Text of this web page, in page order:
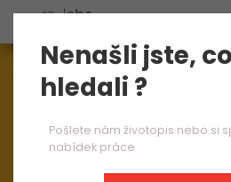
Aktuálně1545nabídek
Nenašli jste,
hledali ?
Pošlete nám životopis nebo si
nabídek práce